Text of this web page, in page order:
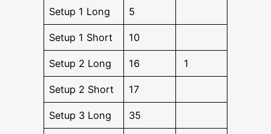
Set­up 1 Long 5
Set­up 1 Short 10
Set­up 2 Long 16 1
Set­up 2 Short 17
Set­up 3 Long 35